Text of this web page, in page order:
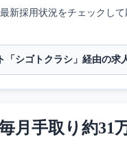
新採用状況をチェックして
「シゴトクラシ」経由の求
月手取り約